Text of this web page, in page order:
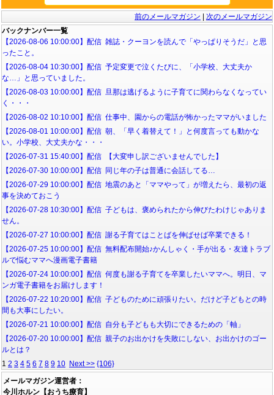
前のメールマガジン
次のメールマガジン
バックナンバー一覧
【2026-08-06 10:00:00】配信 雑誌・クーヨンを読んで「やっぱりそうだ」と思
ったこと。
【2026-08-04 10:30:00】配信 予定変更で泣くたびに、「小学校、大丈夫か
な…」と思っていました。
【2026-08-03 10:00:00】配信 旦那は逃げるように子育てに関わらなくなってい
く・・・
【2026-08-02 10:10:00】配信 仕事中、園からの電話が怖かったママがいました
【2026-08-01 10:00:00】配信 朝、「早く着替えて！」と何度言っても動かな
い。小学校、大丈夫かな・・・
【2026-07-31 15:40:00】配信 【大変申し訳ございませんでした】
【2026-07-30 10:00:00】配信 同じ年の子は普通に会話してる…
【2026-07-29 10:00:00】配信 地震のあと「ママやって」が増えたら、最初の返
事を決めておこう
【2026-07-28 10:30:00】配信 子どもは、褒められたから伸びたわけじゃありま
せん。
【2026-07-27 10:00:00】配信 謝る子育てはことばを伸ばせば卒業できる！
【2026-07-25 10:00:00】配信 無料配布開始♪かんしゃく・手が出る・友達トラブ
ルで悩むママへ漫画電子書籍
【2026-07-24 10:00:00】配信 何度も謝る子育てを卒業したいママへ。明日、マ
ンガ電子書籍をお届けします！
【2026-07-22 10:20:00】配信 子どものために頑張りたい。だけど子どもとの時
間も大事にしたい。
【2026-07-21 10:00:00】配信 自分も子どもも大切にできるための「軸」
【2026-07-20 10:00:00】配信 親子のお出かけを失敗にしない、お出かけのゴー
ルとは？
1 2 3 4 5 6 7 8 9 10 Next >> {106}
メールマガジン運営者：
今川ホルン【おうち療育】